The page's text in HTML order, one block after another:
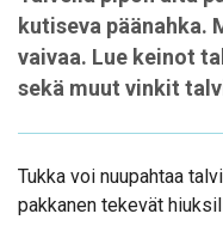
kutiseva päänahka.
vaivaa. Lue keinot
sekä muut vinkit
Tukka voi nuupahtaa
pakkanen tekevät